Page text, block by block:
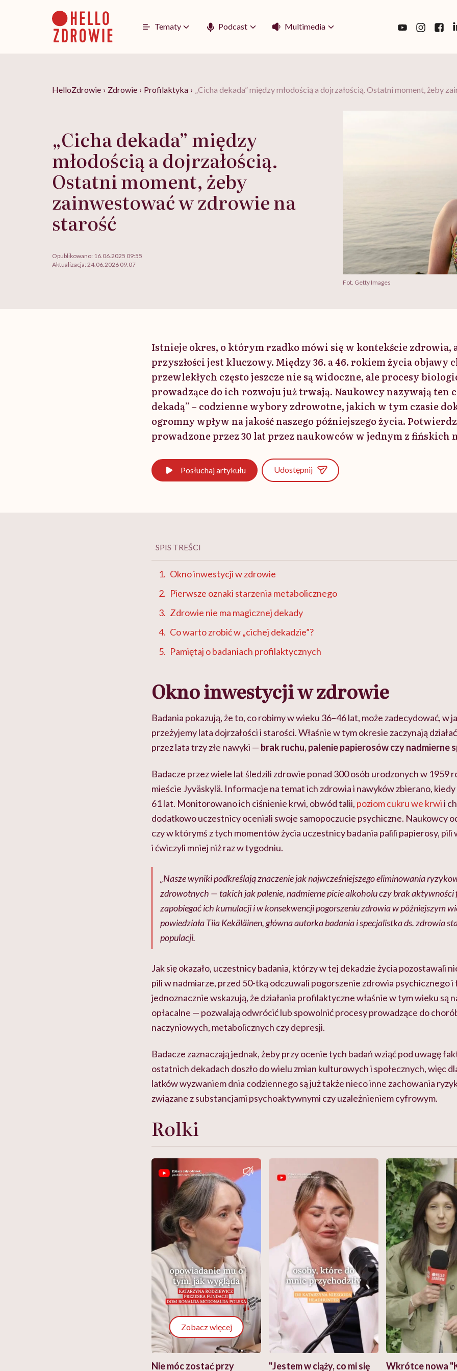
Tematy Podcast Multimedia
HelloZdrowie › Zdrowie › Profilaktyka › „Cicha dekada” między młodością a dojrzałością. Ostatni moment, żeby
„Cicha dekada” między
młodością a dojrzałością.
Ostatni moment, żeby
zainwestować w zdrowie na
starość
Opublikowano: 16.06.2025 09:55
Aktualizacja: 24.06.2026 09:07
Fot. Getty Images
Istnieje okres, o którym rzadko mówi się w kontekście zdrowia,
przyszłości jest kluczowy. Między 36. a 46. rokiem życia objawy
przewlekłych często jeszcze nie są widoczne, ale procesy
prowadzące do ich rozwoju już trwają. Naukowcy nazywają ten
dekadą” – codzienne wybory zdrowotne, jakich w tym czasie
ogromny wpływ na jakość naszego późniejszego życia.
prowadzone przez 30 lat przez naukowców w jednym z fińskich
Posłuchajartykułu Udostępnij
SPIS TREŚCI
Okno inwestycji w zdrowie
Pierwsze oznaki starzenia metabolicznego
Zdrowie nie ma magicznej dekady
Co warto zrobić w „cichej dekadzie”?
Pamiętaj o badaniach profilaktycznych
Okno inwestycji w zdrowie
Badania pokazują, że to, co robimy w wieku 36–46 lat, może zadecydować, w
przeżyjemy lata dojrzałości i starości. Właśnie w tym okresie zaczynają
przez lata trzy złe nawyki — brak ruchu, palenie papierosów czy nadmierne
Badacze przez wiele lat śledzili zdrowie ponad 300 osób urodzonych w 1959
mieście Jyväskylä. Informacje na temat ich zdrowia i nawyków zbierano, kiedy
61 lat. Monitorowano ich ciśnienie krwi, obwód talii, poziom cukru we krwii
dodatkowo uczestnicy oceniali swoje samopoczucie psychiczne. Naukowcy
czy w którymś z tych momentów życia uczestnicy badania palili papierosy, pili
i ćwiczyli mniej niż raz w tygodniu.
„Nasze wyniki podkreślają znaczenie jak najwcześniejszego eliminowania
zdrowotnych — takich jak palenie, nadmierne picie alkoholu czy brak
zapobiegać ich kumulacji i w konsekwencji pogorszeniu zdrowia w późniejszym
powiedziała Tiia Kekäläinen, główna autorka badania i specjalistka ds. zdrowia
populacji.
Jak się okazało, uczestnicy badania, którzy w tej dekadzie życia pozostawali
pili w nadmiarze, przed 50-tką odczuwali pogorszenie zdrowia psychicznego
jednoznacznie wskazują, że działania profilaktyczne właśnie w tym wieku są
opłacalne — pozwalają odwrócić lub spowolnić procesy prowadzące do
naczyniowych, metabolicznych czy depresji.
Badacze zaznaczają jednak, żeby przy ocenie tych badań wziąć pod uwagę
ostatnich dekadach doszło do wielu zmian kulturowych i społecznych, więc
latków wyzwaniem dnia codziennego są już także nieco inne zachowania
związane z substancjami psychoaktywnymi czy uzależnieniem cyfrowym.
Rolki
Zobacz więcej
Nie móc zostać przy
"Jestem w ciąży, co mi się
Wkrótce nowa